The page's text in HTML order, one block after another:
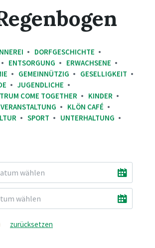
DORFGESCHICHTE
ENTSORGUNG
ERWACHSENE
GEMEINNÜTZIG
GESELLIGKEIT
JUGENDLICHE
COME TOGETHER
KINDER
KLÖN CAFÉ
SPORT
UNTERHALTUNG
zurücksetzen